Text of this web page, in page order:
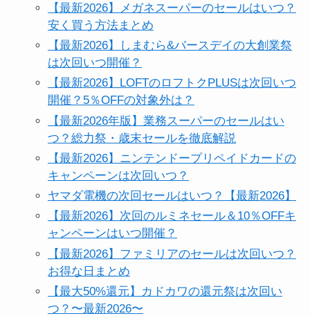
【最新2026】メガネスーパーのセールはいつ？
安く買う方法まとめ
【最新2026】しまむら&バースデイの大創業祭
は次回いつ開催？
【最新2026】LOFTのロフトクPLUSは次回いつ
開催？5％OFFの対象外は？
【最新2026年版】業務スーパーのセールはい
つ？総力祭・歳末セールを徹底解説
【最新2026】ニンテンドープリペイドカードの
キャンペーンは次回いつ？
ヤマダ電機の次回セールはいつ？【最新2026】
【最新2026】次回のルミネセール＆10％OFFキ
ャンペーンはいつ開催？
【最新2026】ファミリアのセールは次回いつ？
お得な日まとめ
【最大50%還元】カドカワの還元祭は次回い
つ？〜最新2026〜